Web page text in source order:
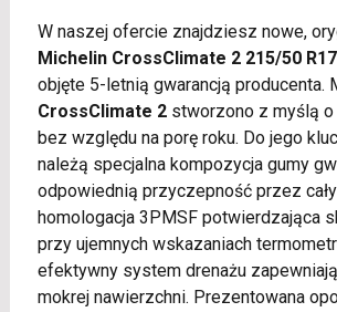
W naszej ofercie znajdziesz nowe,
Michelin CrossClimate 2 215/50 R17
objęte 5-letnią gwarancją producenta.
CrossClimate 2stworzono z myślą o
bez względu na porę roku. Do jego
należą specjalna kompozycja gumy
odpowiednią przyczepność przez
homologacja 3PMSF potwierdzająca
przy ujemnych wskazaniach
efektywny system drenażu
mokrej nawierzchni. Prezentowana